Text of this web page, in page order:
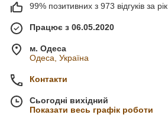
99% позитивних з 973 відгуків за рік
Працює з 06.05.2020
м. Одеса
Одеса, Україна
Контакти
Сьогодні вихідний
Показати весь графік роботи